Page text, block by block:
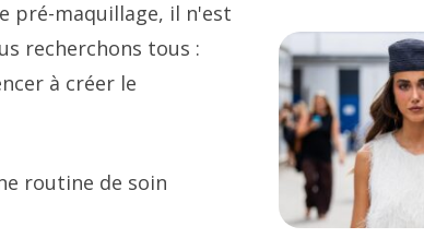
pré-maquillage, il n'est
recherchons tous :
à créer le
routine de soin